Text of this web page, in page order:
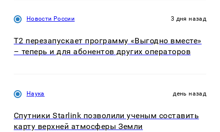
Новости России 3 дня назад
Т2 перезапускает программу «Выгодно вместе»
– теперь и для абонентов других операторов
Наука день назад
Спутники Starlink позволили ученым составить
карту верхней атмосферы Земли